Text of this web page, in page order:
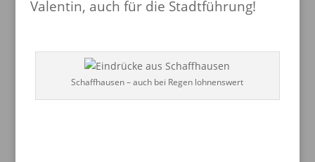
Valentin, auch für die Stadtführung!
Schaffhausen – auch bei Regen lohnenswert